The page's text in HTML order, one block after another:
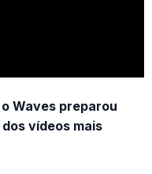
Waves preparou
vídeos mais